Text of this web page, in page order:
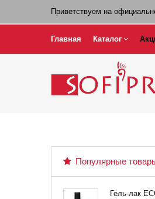
Приветствуем на
Главная Каталог
Популярные
Гель-лак